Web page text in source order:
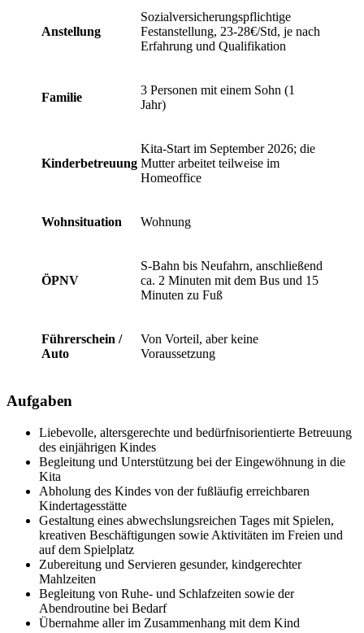
Anstellung
Sozialversicherungspflichtige
Festanstellung, 23-28€/Std, je nach
Erfahrung und Qualifikation
Familie
3 Personen mit einem Sohn (1
Jahr)
Kinderbetreuung
Kita-Start im September 2026; die
Mutter arbeitet teilweise im
Homeoffice
Wohnsituation Wohnung
ÖPNV
S-Bahn bis Neufahrn, anschließend
ca. 2 Minuten mit dem Bus und 15
Minuten zu Fuß
Führerschein /
Auto
Von Vorteil, aber keine
Voraussetzung
Aufgaben
Liebevolle, altersgerechte und bedürfnisorientierte Betreuung
des einjährigen Kindes
Begleitung und Unterstützung bei der Eingewöhnung in die
Kita
Abholung des Kindes von der fußläufig erreichbaren
Kindertagesstätte
Gestaltung eines abwechslungsreichen Tages mit Spielen,
kreativen Beschäftigungen sowie Aktivitäten im Freien und
auf dem Spielplatz
Zubereitung und Servieren gesunder, kindgerechter
Mahlzeiten
Begleitung von Ruhe- und Schlafzeiten sowie der
Abendroutine bei Bedarf
Übernahme aller im Zusammenhang mit dem Kind